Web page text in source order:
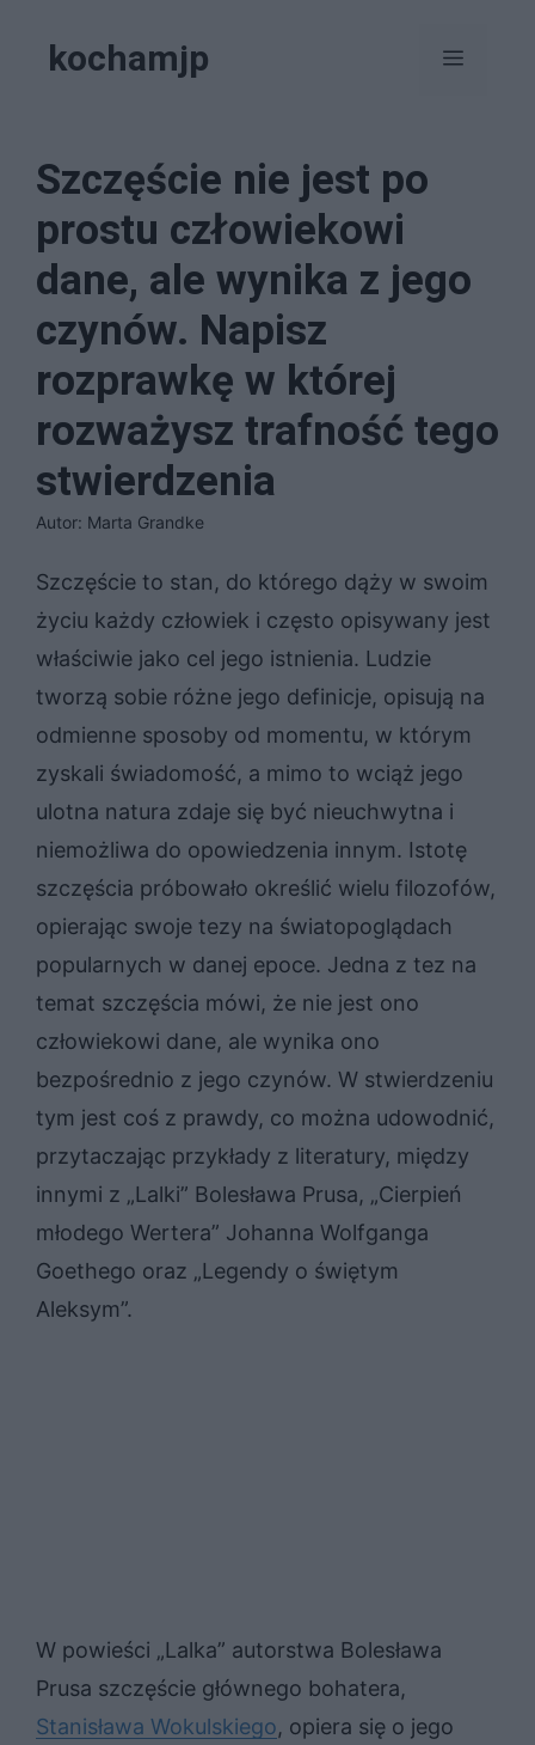
kochamjp Menu
Szczęście nie jest po
prostu człowiekowi
dane, ale wynika z jego
czynów. Napisz
rozprawkę w której
rozważysz trafność tego
stwierdzenia
Autor: Marta Grandke
Szczęście to stan, do którego dąży w swoim
życiu każdy człowiek i często opisywany jest
właściwie jako cel jego istnienia. Ludzie
tworzą sobie różne jego definicje, opisują na
odmienne sposoby od momentu, w którym
zyskali świadomość, a mimo to wciąż jego
ulotna natura zdaje się być nieuchwytna i
niemożliwa do opowiedzenia innym. Istotę
szczęścia próbowało określić wielu filozofów,
opierając swoje tezy na światopoglądach
popularnych w danej epoce. Jedna z tez na
temat szczęścia mówi, że nie jest ono
człowiekowi dane, ale wynika ono
bezpośrednio z jego czynów. W stwierdzeniu
tym jest coś z prawdy, co można udowodnić,
przytaczając przykłady z literatury, między
innymi z „Lalki” Bolesława Prusa, „Cierpień
młodego Wertera” Johanna Wolfganga
Goethego oraz „Legendy o świętym
Aleksym”.
W powieści „Lalka” autorstwa Bolesława
Prusa szczęście głównego bohatera,
Stanisława Wokulskiego, opiera się o jego